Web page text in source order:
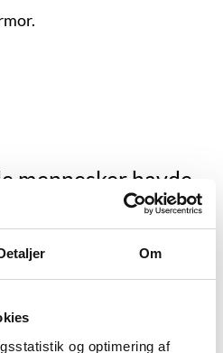
Om
og optimering af
mennesker havde
det lige så godt
der skulle tidligt op
rengøringsjob
børn i et ulykkeligt